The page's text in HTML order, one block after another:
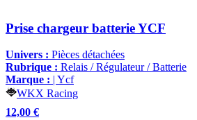
Prise chargeur batterie YCF
Univers : Pièces détachées
Rubrique : Relais / Régulateur / Batterie
Marque : | Ycf
WKX Racing
12,00 €